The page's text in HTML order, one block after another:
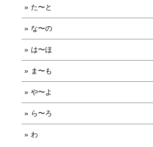
た〜と
な〜の
は〜ほ
ま〜も
や〜よ
ら〜ろ
わ